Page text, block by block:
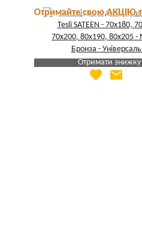
Отримайте свою АКЦІЮ
Отримати знижку
Яка Ваша ціна
favorite email